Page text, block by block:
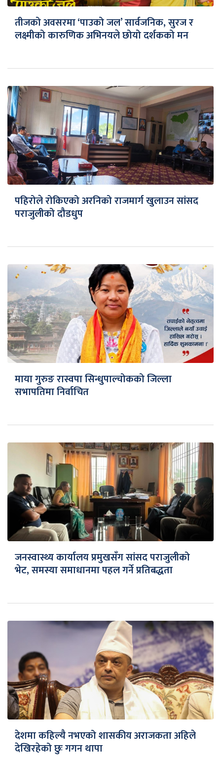
तीजको अवसरमा ‘पाउको जल’ सार्वजनिक, सुरज र
लक्ष्मीको कारुणिक अभिनयले छोयो दर्शकको मन
पहिरोले रोकिएको अरनिको राजमार्ग खुलाउन सांसद
पराजुलीको दौडधुप
माया गुरुङ रास्वपा सिन्धुपाल्चोकको जिल्ला
सभापतिमा निर्वाचित
जनस्वास्थ्य कार्यालय प्रमुखसँग सांसद पराजुलीको
भेट, समस्या समाधानमा पहल गर्ने प्रतिबद्धता
देशमा कहिल्यै नभएको शासकीय अराजकता अहिले
देखिरहेको छुः गगन थापा